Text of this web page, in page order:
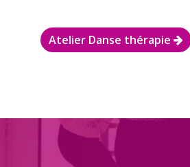
Atelier Danse thérapie